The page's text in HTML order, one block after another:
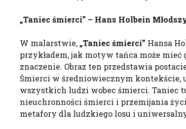
„Taniec śmierci” – Hans Holbein
W malarstwie, „Taniec śmierci” Hansa
przykładem, jak motyw tańca może mieć
znaczenie. Obraz ten przedstawia
Śmierci w średniowiecznym kontekście,
wszystkich ludzi wobec śmierci. Taniec
nieuchronności śmierci i przemijania
metafory dla ludzkiego losu i